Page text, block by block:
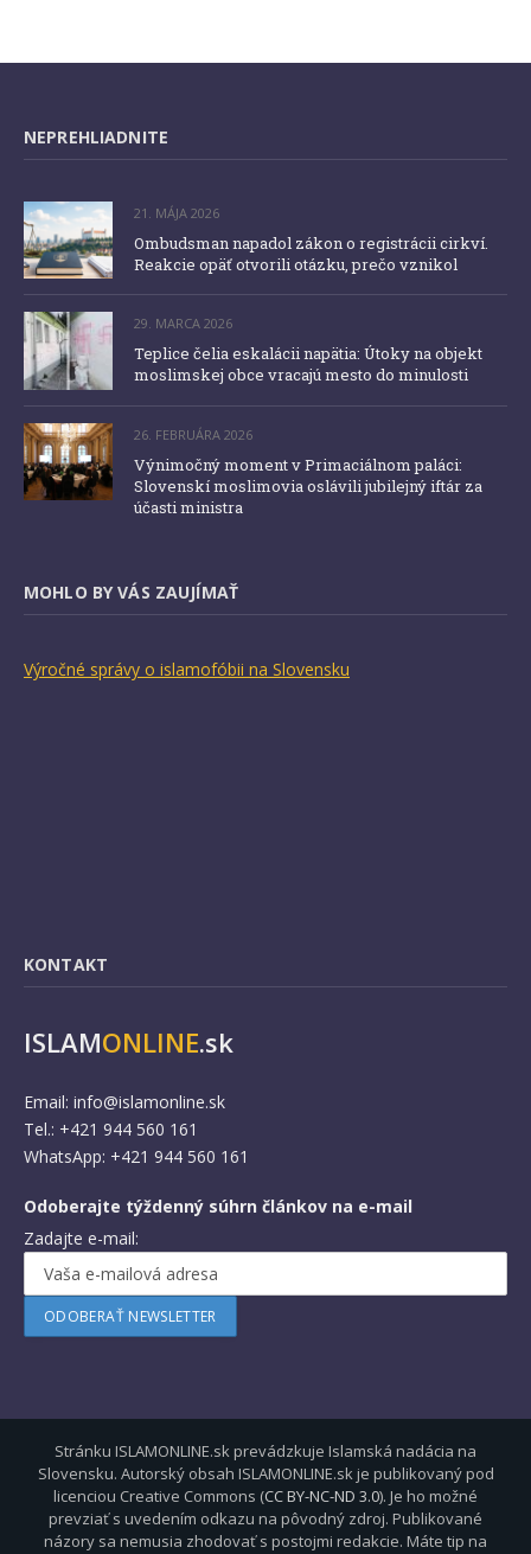
NEPREHLIADNITE
21. MÁJA 2026
Ombudsman napadol zákon o registrácii cirkví.
Reakcie opäť otvorili otázku, prečo vznikol
29. MARCA 2026
Teplice čelia eskalácii napätia: Útoky na objekt
moslimskej obce vracajú mesto do minulosti
26. FEBRUÁRA 2026
Výnimočný moment v Primaciálnom paláci:
Slovenskí moslimovia oslávili jubilejný iftár za
účasti ministra
MOHLO BY VÁS ZAUJÍMAŤ
Výročné správy o islamofóbii na Slovensku
KONTAKT
ISLAMONLINE.sk
Email: info@islamonline.sk
Tel.: +421 944 560 161
WhatsApp: +421 944 560 161
Odoberajte týždenný súhrn článkov na e-mail
Zadajte e-mail:
Stránku ISLAMONLINE.sk prevádzkuje Islamská nadácia na
Slovensku. Autorský obsah ISLAMONLINE.sk je publikovaný pod
licenciou Creative Commons (CC BY-NC-ND 3.0). Je ho možné
prevziať s uvedením odkazu na pôvodný zdroj. Publikované
názory sa nemusia zhodovať s postojmi redakcie. Máte tip na